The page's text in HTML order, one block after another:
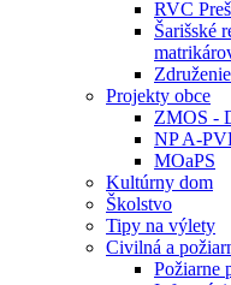
RVC
Šarišské
Projekty obce
ZMOS -
NP A-
MOaPS
Kultúrny dom
Školstvo
Tipy na výlety
Civilná a
Požiarne